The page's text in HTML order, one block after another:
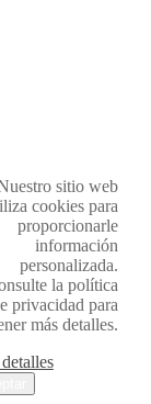
y
sitio web
cookies para
proporcionarle
información
personalizada.
la política
privacidad para
más detalles.